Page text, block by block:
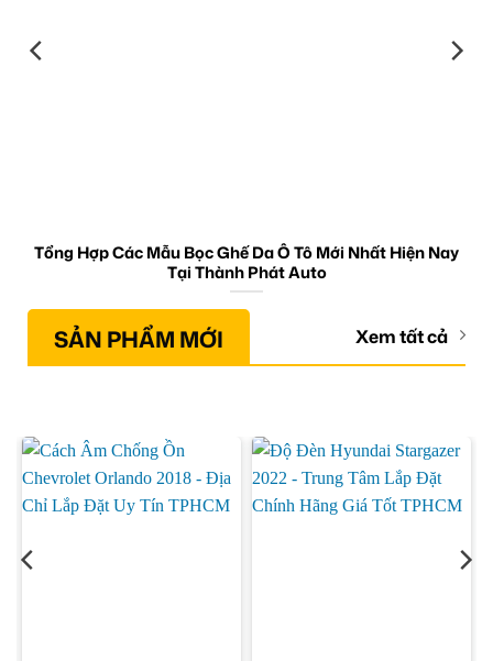
Tổng Hợp Các Mẫu Bọc Ghế Da Ô Tô Mới Nhất Hiện Nay
Tại Thành Phát Auto
SẢN PHẨM MỚI Xem tất cả